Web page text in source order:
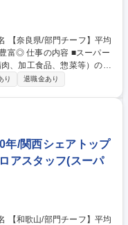
スーパー
、加工食品、惣菜等）の責
性を考慮の上、様々な部署
予算達成のために、・販
売場マネジメント ・数値
ーのシフト管理、労務管理
【奈良県/
ス/キャリアパス豊富◎
り 退職金あり
年/関西シェアトップ
アスタッフ(スーパ